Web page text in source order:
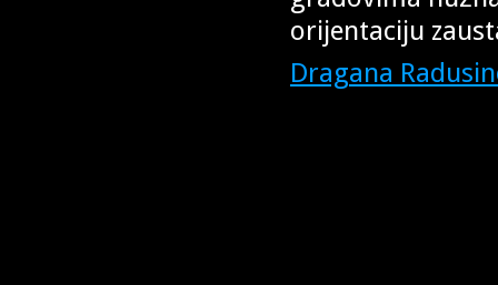
orijentaciju
Dragana